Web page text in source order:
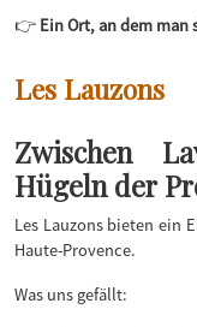
👉 Ein Ort, an dem
Les Lauzons
Zwischen
Hügeln der
Les Lauzons bieten ein
Haute-Provence.
Was uns gefällt: